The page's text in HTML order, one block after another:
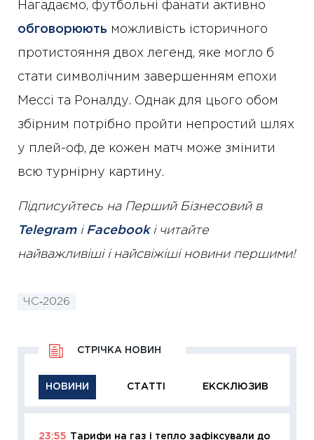
Нагадаємо, футбольні фанати активно
обговорюють можливість історичного
протистояння двох легенд, яке могло б
стати символічним завершенням епохи
Мессі та Роналду. Однак для цього обом
збірним потрібно пройти непростий шлях
у плей-оф, де кожен матч може змінити
всю турнірну картину.
Підписуйтесь на Перший Бізнесовий в
Telegramі Facebookі читайте
найважливіші і найсвіжіші новини першими!
ЧС‑2026
НОВИНИ СТАТТІ ЕКСКЛЮЗИВ
СТРІЧКА НОВИН
23:55 Тарифи на газ і тепло зафіксували до